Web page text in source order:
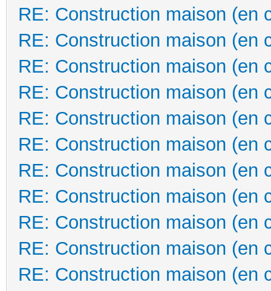
RE: Construction maison (en
RE: Construction maison (en
RE: Construction maison (en
RE: Construction maison (en
RE: Construction maison (en
RE: Construction maison (en
RE: Construction maison (en
RE: Construction maison (en
RE: Construction maison (en
RE: Construction maison (en
RE: Construction maison (en